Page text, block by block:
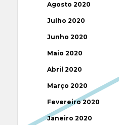
Agosto 2020
Julho 2020
Junho 2020
Maio 2020
Abril 2020
Março 2020
Fevereiro 2020
Janeiro 2020